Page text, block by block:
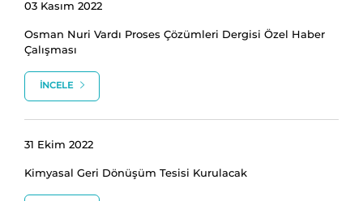
03 Kasım 2022
Osman Nuri Vardı Proses Çözümleri Dergisi Özel Haber
Çalışması
İNCELE
31 Ekim 2022
Kimyasal Geri Dönüşüm Tesisi Kurulacak